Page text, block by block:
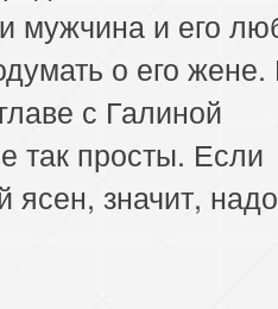
мужчина и его
о его
с Галиной
так просты. Если
значит,